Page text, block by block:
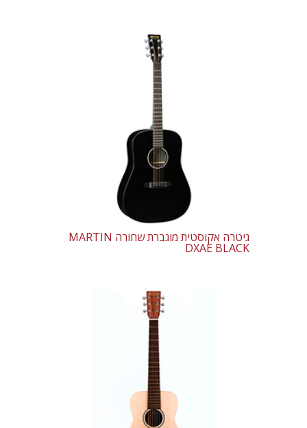
גיטרה אקוסטית מוגברת שחורה MARTIN
DXAE BLACK